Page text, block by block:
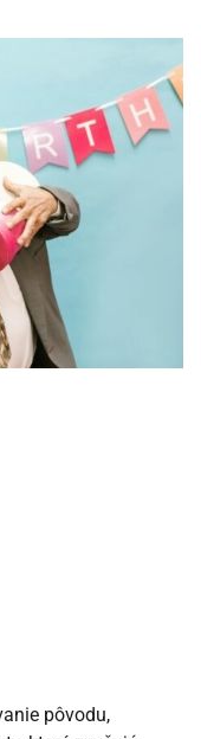
pôvodu,